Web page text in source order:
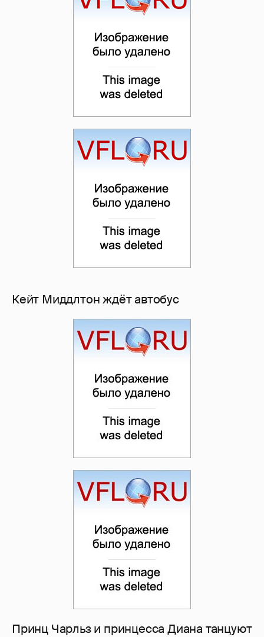
Кейт Миддлтон ждёт автобус
Принц Чарльз и принцесса Диана танцуют